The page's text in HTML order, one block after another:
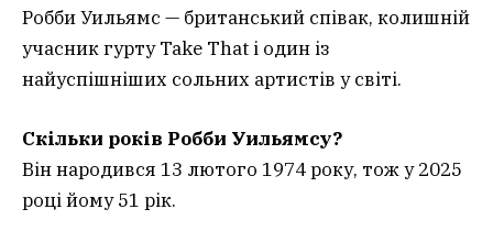
Робби Уильямс — британський співак, колишній
учасник гурту Take That і один із
найуспішніших сольних артистів у світі.
Скільки років Робби Уильямсу?
Він народився 13 лютого 1974 року, тож у 2025
році йому 51 рік.